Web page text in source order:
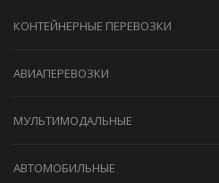
КОНТЕЙНЕРНЫЕ ПЕРЕВОЗКИ
АВИАПЕРЕВОЗКИ
МУЛЬТИМОДАЛЬНЫЕ
АВТОМОБИЛЬНЫЕ